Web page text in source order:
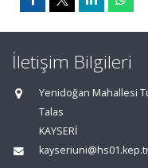
İletişim Bilgileri
Yenidoğan Mahallesi
Talas
KAYSERİ